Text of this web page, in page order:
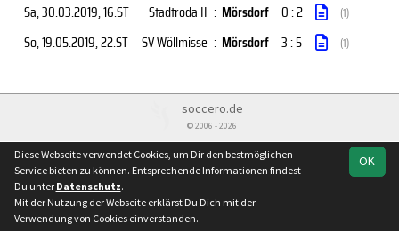
Sa, 30.03.2019, 16.ST Stadtroda II : Mörsdorf 0 : 2 (1)
So, 19.05.2019, 22.ST SV Wöllmisse : Mörsdorf 3 : 5 (1)
soccero.de
© 2006 - 2026
Besucherstatistik Kontakt Impressum Datenschutz
OK
Diese Webseite verwendet Cookies, um Dir den bestmöglichen
Service bieten zu können. Entsprechende Informationen findest
Du unter Datenschutz.
Mit der Nutzung der Webseite erklärst Du Dich mit der
Verwendung von Cookies einverstanden.